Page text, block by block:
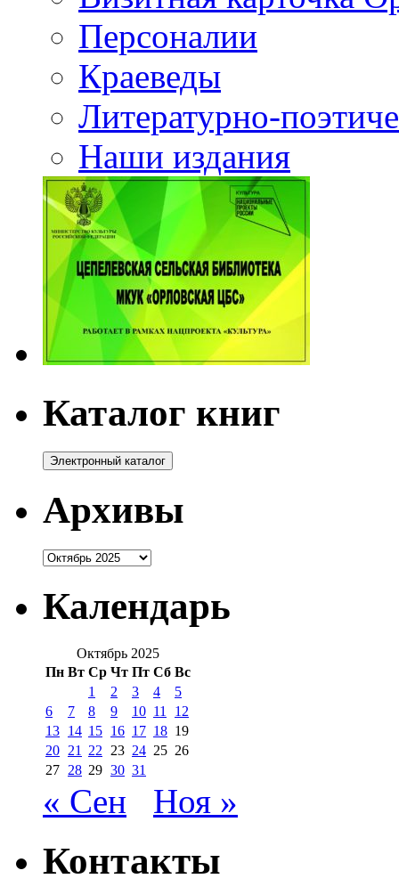
Персоналии
Краеведы
Литературно-
Наши издания
Каталог книг
Архивы
Архивы
Календарь
Октябрь 2025
Пн Вт Ср Чт Пт Сб Вс
1
2 3 4
5
6
7 8 9 10 11
12
13 14 15 16 17 18 19
20 21 22 23 24 25 26
27 28 29 30 31
« Сен Ноя »
Контакты